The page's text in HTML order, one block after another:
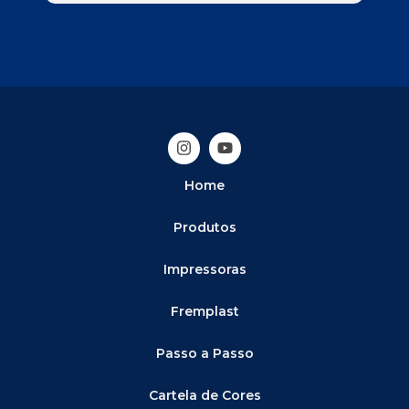
Home
Produtos
Impressoras
Fremplast
Passo a Passo
Cartela de Cores